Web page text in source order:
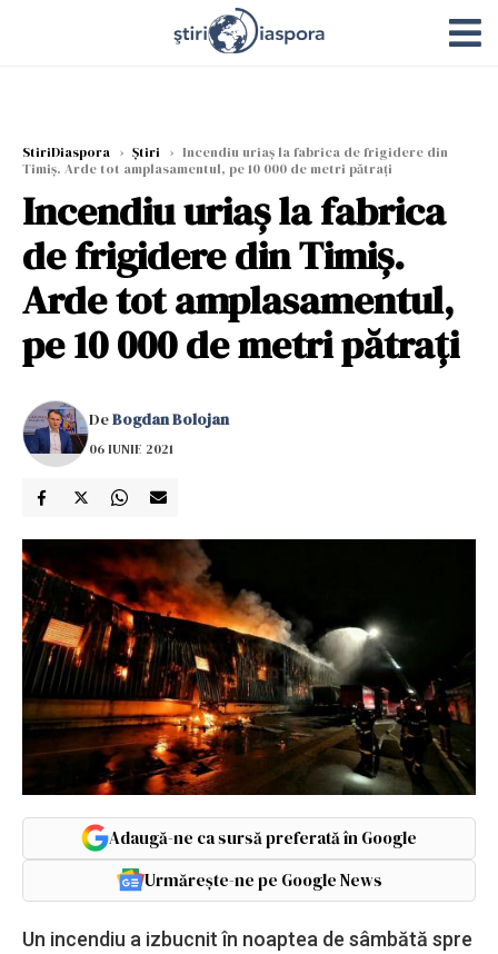
StiriDiaspora › Știri › Incendiu uriaș la fabrica de frigidere din
Timiș. Arde tot amplasamentul, pe 10 000 de metri pătrați
Incendiu uriaș la fabrica
de frigidere din Timiș.
Arde tot amplasamentul,
pe 10 000 de metri pătrați
DeBogdan Bolojan
06 IUNIE 2021
Adaugă-ne ca sursă preferată în Google
Urmărește-ne pe Google News
Un incendiu a izbucnit în noaptea de sâmbătă spre